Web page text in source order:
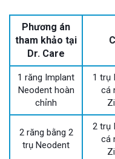
Phương án
tham khảo tại
Dr. Care
1 răng Implant
Neodent hoàn
chỉnh
1 trụ
cá
2 răng bằng 2
trụ Neodent
2 trụ
cá